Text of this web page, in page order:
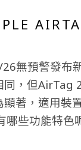
無預警發布
，但AirTag
著，適用裝
哪些功能特色